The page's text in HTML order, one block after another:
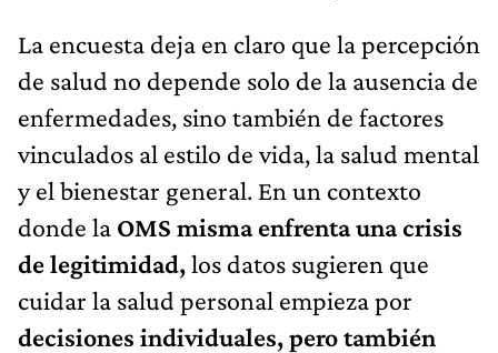
La encuesta deja en claro que la percepción
de salud no depende solo de la ausencia de
enfermedades, sino también de factores
vinculados al estilo de vida, la salud mental
y el bienestar general. En un contexto
donde la OMS misma enfrenta una crisis
de legitimidad,los datos sugieren que
cuidar la salud personal empieza por
decisiones individuales, pero también